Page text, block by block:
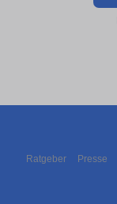
Ratgeber Presse